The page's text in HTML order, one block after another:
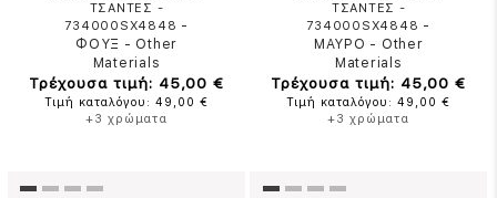
ΤΣΑΝΤΕΣ -
734000SX4848 -
ΦΟΥΞ - Other
Materials
Τρέχουσα τιμή: 45,00 €
Τιμή καταλόγου: 49,00 €
+3 χρώματα
ΤΣΑΝΤΕΣ -
734000SX4848 -
ΜΑΥΡΟ - Other
Materials
Τρέχουσα τιμή: 45,00 €
Τιμή καταλόγου: 49,00 €
+3 χρώματα